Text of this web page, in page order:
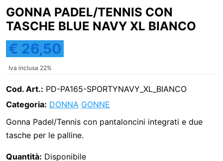
GONNA PADEL/TENNIS CON
TASCHE BLUE NAVY XL BIANCO
€ 26,50
Iva inclusa 22%
Cod. Art.: PD-PA165-SPORTYNAVY_XL_BIANCO
Categoria: DONNA GONNE
Gonna Padel/Tennis con pantaloncini integrati e due
tasche per le palline.
Quantità: Disponibile